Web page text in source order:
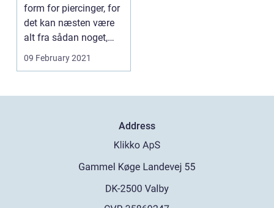
form for piercinger, for
det kan næsten være
alt fra sådan noget,
som man ...
09 February 2021
Address